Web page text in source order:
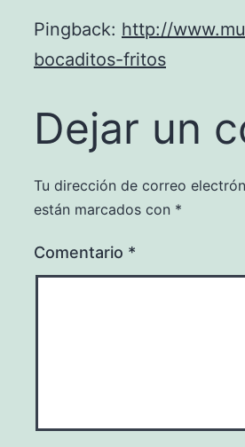
Pingback: http://
bocaditos-fritos
Dejar un
Tu dirección de correo
están marcados con *
Comentario *